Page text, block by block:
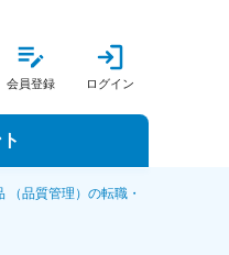
会員登録 ログイン
ナー
（品質管理）の転職・